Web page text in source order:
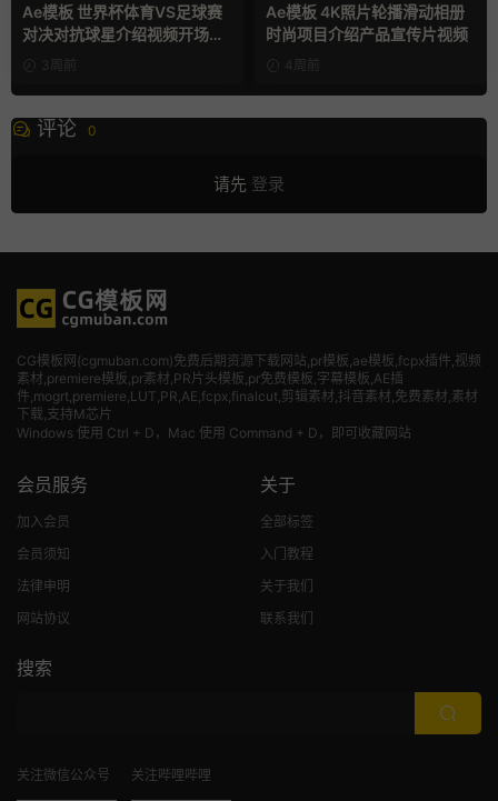
Ae模板 世界杯体育VS足球赛
对决对抗球星介绍视频开场片
3周前
Ae模板 4K照片轮播滑动相册
时尚项目介绍产品宣传片视频
4周前
评论 0
请先 登录
CG模板网(cgmuban.com)免费后期资源下载网站,pr模板,ae模板,fcpx插件,视频
素材 ,premiere模板,pr素材,PR片头模板,pr免费模板,字幕模板,AE插
件,mogrt,premiere,LUT,PR,AE,fcpx,finalcut,剪辑素材,抖音素材,免费素材,素材
下载,支持M芯片
Windows 使用 Ctrl + D，Mac 使用 Command + D，即可收藏网站
会员服务
加入会员
会员须知
法律申明
网站协议
关于
全部标签
入门教程
关于我们
联系我们
搜索
关注微信公众号 关注哔哩哔哩